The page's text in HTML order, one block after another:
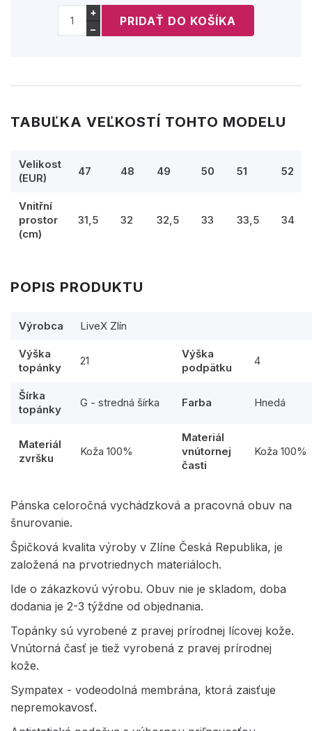
+
−
TABUĽKA VEĽKOSTÍ TOHTO MODELU
Velikost
(EUR)
47 48 49 50 51 52
Vnitřní
prostor
(cm)
31,5 32 32,5 33 33,5 34
POPIS PRODUKTU
Výrobca LiveX Zlín
Výška
topánky
21
Výška
podpätku
4
Šírka
topánky
G - stredná šírka Farba Hnedá
Materiál
zvršku
Koža 100%
Materiál
vnútornej
časti
Koža 100%
Pánska celoročná vychádzková a pracovná obuv na
šnurovanie.
Špičková kvalita výroby v Zlíne Česká Republika, je
založená na prvotriednych materiáloch.
Ide o zákazkovú výrobu. Obuv nie je skladom, doba
dodania je 2-3 týždne od objednania.
Topánky sú vyrobené z pravej prírodnej lícovej kože.
Vnútorná časť je tiež vyrobená z pravej prírodnej
kože.
Sympatex - vodeodolná membrána, ktorá zaisťuje
nepremokavosť.